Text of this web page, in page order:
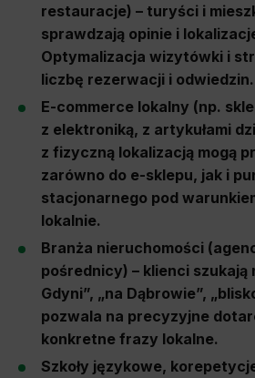
restauracje) – turyści i
sprawdzają opinie i
Optymalizacja wizytówki i
liczbę rezerwacji i odwiedzin.
E-commerce lokalny (np.
z elektroniką, z artykułami
z fizyczną lokalizacją mogą
zarówno do e-sklepu, jak i
stacjonarnego pod
lokalnie.
Branża nieruchomości
pośrednicy) – klienci szukają
Gdyni”, „na Dąbrowie”,
pozwala na precyzyjne
konkretne frazy lokalne.
Szkoły językowe,